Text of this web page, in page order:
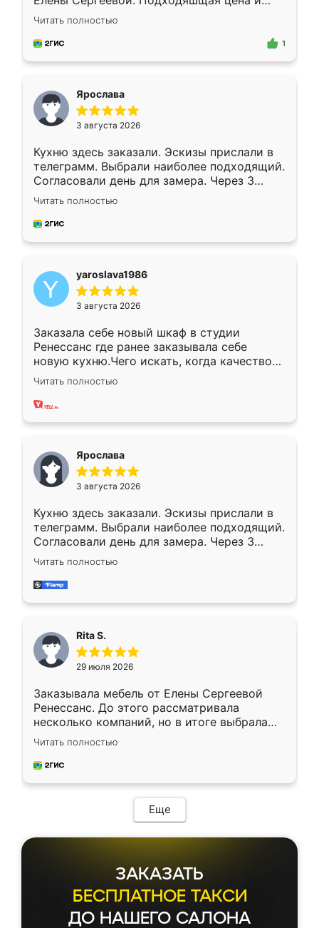
короткие сроки изготовления. Приехавший
для замера сотрудник Владислав
предложил по моему эскизу самый
Читать полностью
1
Ярослава
3 августа 2026
Кухню здесь заказали. Эскизы прислали в
телеграмм. Выбрали наиболее подходящий.
Согласовали день для замера. Через 3
недели кухня была уже готова. Остались
довольны работой. Спасибо Ренессанс
мебель за качественную работу!
Читать полностью
yaroslava1986
3 августа 2026
Заказала себе новый шкаф в студии
Ренессанс где ранее заказывала себе
новую кухню.Чего искать, когда качеством
вполне довольна. Служит кухня уже почти
два года, нареканий нет.
Читать полностью
Ярослава
3 августа 2026
Кухню здесь заказали. Эскизы прислали в
телеграмм. Выбрали наиболее подходящий.
Согласовали день для замера. Через 3
недели кухня была уже готова. Остались
довольны работой. Спасибо Ренессанс
мебель за качественную работу!
Читать полностью
Rita S.
29 июля 2026
Заказывала мебель от Елены Сергеевой
Ренессанс. До этого рассматривала
несколько компаний, но в итоге выбрала
эту. Сначала обговорили условия, потом
приехал замерщик, всё спокойно объяснил
и снял размеры. Изготовили в срок, с
мебель сразу встала на свое место без
каких-либо доработок. Качеством осталась
довольна, все выглядит так, как и ожидала.
Читать полностью
Еще
ЗАКАЗАТЬ
БЕСПЛАТНОЕ ТАКСИ
ДО НАШЕГО САЛОНА